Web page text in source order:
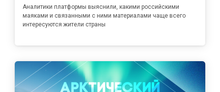
Аналитики платформы выяснили, какими российскими
маяками и связанными с ними материалами чаще всего
интересуются жители страны